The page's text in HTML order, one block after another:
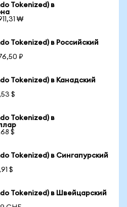
Tokenized) в
₩
Tokenized) в Российский
₽
Tokenized) в Канадский
$
Tokenized) в
$
Tokenized) в Сингапурский
$
Tokenized) в Швейцарский